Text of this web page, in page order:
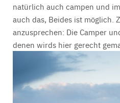
natürlich auch campen und
auch das, Beides ist möglich.
anzusprechen: Die Camper
denen wirds hier gerecht